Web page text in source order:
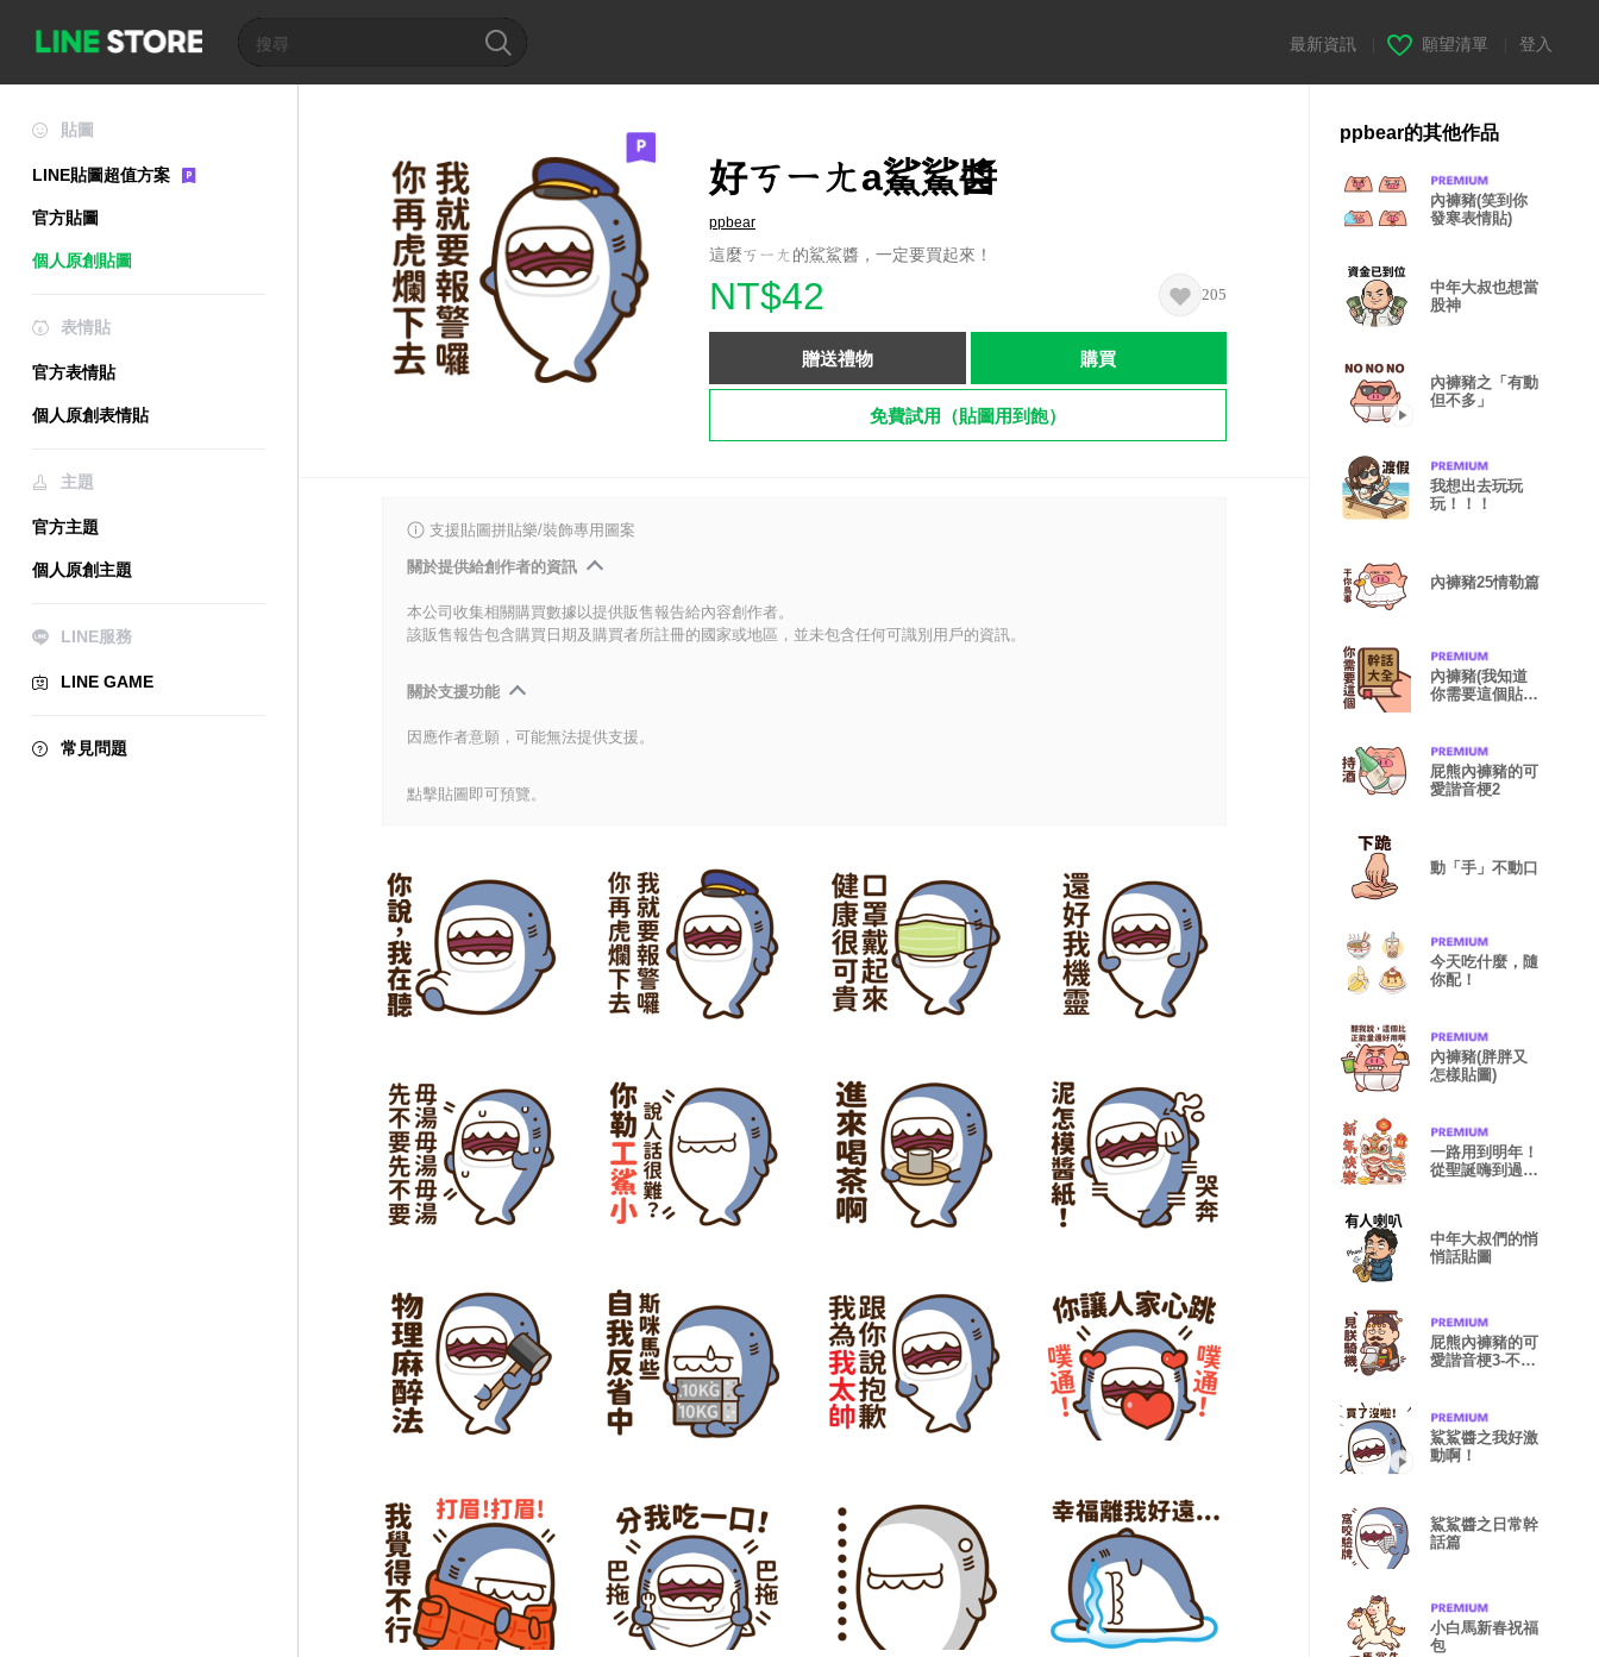
最新資訊 願望清單 登入
貼圖
LINE貼圖超值方案
官方貼圖
個人原創貼圖
表情貼
官方表情貼
個人原創表情貼
主題
官方主題
個人原創主題
LINE服務
LINE GAME
常見問題
好ㄎㄧㄤa鯊鯊醬
ppbear
這麼ㄎㄧㄤ的鯊鯊醬，一定要買起來！
NT$42 205
贈送禮物 購買
免費試用（貼圖用到飽）
支援貼圖拼貼樂/裝飾專用圖案
關於提供給創作者的資訊
本公司收集相關購買數據以提供販售報告給內容創作者。
該販售報告包含購買日期及購買者所註冊的國家或地區，並未包含任何可識別用戶的資訊。
關於支援功能
因應作者意願，可能無法提供支援。
點擊貼圖即可預覽。
ppbear的其他作品
內褲豬(笑到你
發寒表情貼)
中年大叔也想當
股神
內褲豬之「有動
但不多」
我想出去玩玩
玩！！！
內褲豬25情勒篇
內褲豬(我知道
你需要這個貼
屁熊內褲豬的可
愛諧音梗2
動「手」不動口
今天吃什麼，隨
你配！
內褲豬(胖胖又
怎樣貼圖)
一路用到明年！
從聖誕嗨到過年
中年大叔們的悄
悄話貼圖
屁熊內褲豬的可
愛諧音梗3-不要
鯊鯊醬之我好激
動啊！
鯊鯊醬之日常幹
話篇
小白馬新春祝福
包